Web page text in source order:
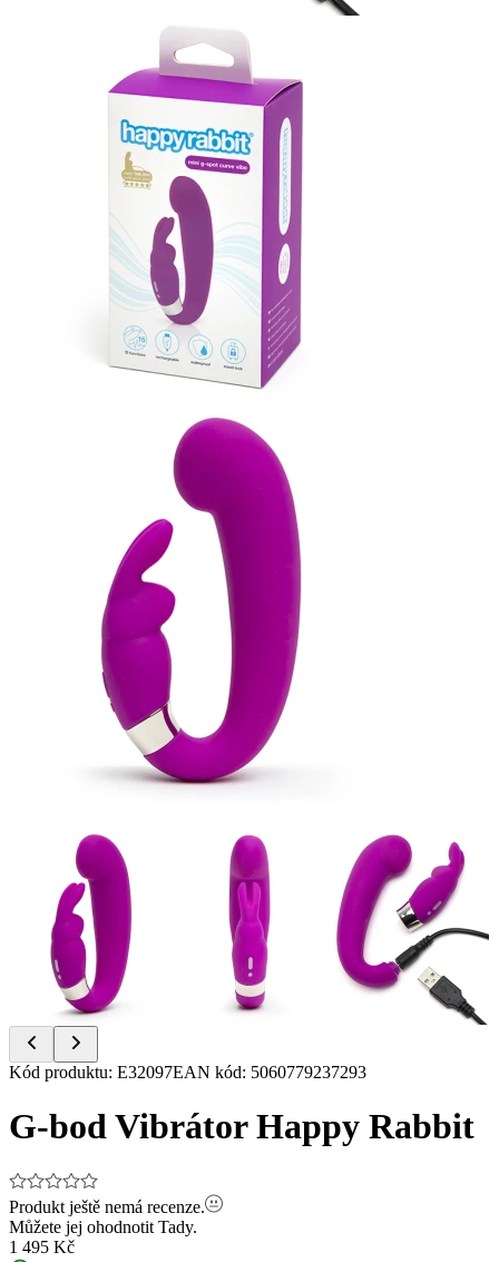
Item
of
5
Kód produktu: E32097EAN kód: 5060779237293
G-bod Vibrátor Happy Rabbit
Produkt ještě nemá recenze.
Můžete jej ohodnotit Tady.
1 495 Kč